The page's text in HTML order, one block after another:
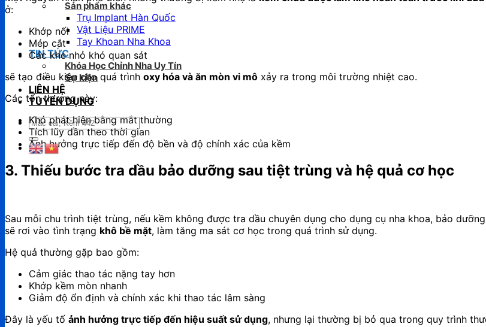
Sản phẩm khác
Trụ Implant Hàn Quốc
Vật Liệu PRIME
Tay Khoan Nha Khoa
TIN TỨC
Khóa Học Chỉnh Nha Uy Tín
Sự kiện
LIÊN HỆ
TUYỂN DỤNG
Tìm
kiếm:
ở:
Khớp nối
Mép cắt
Các khe nhỏ khó quan sát
sẽ tạo điều kiện cho quá trình oxy hóa và ăn mòn vi mô xảy ra trong môi trường nhiệt cao.
Các tổn thương này:
Khó phát hiện bằng mắt thường
Tích lũy dần theo thời gian
Ảnh hưởng trực tiếp đến độ bền và độ chính xác của kềm
3. Thiếu bước tra dầu bảo dưỡng sau tiệt trùng và hệ quả cơ học
Sau mỗi chu trình tiệt trùng, nếu kềm không được tra dầu chuyên dụng cho dụng cụ nha khoa, bảo
sẽ rơi vào tình trạng khô bề mặt, làm tăng ma sát cơ học trong quá trình sử dụng.
Hệ quả thường gặp bao gồm:
Cảm giác thao tác nặng tay hơn
Khớp kềm mòn nhanh
Giảm độ ổn định và chính xác khi thao tác lâm sàng
Đây là yếu tố ảnh hưởng trực tiếp đến hiệu suất sử dụng, nhưng lại thường bị bỏ qua trong quy trình